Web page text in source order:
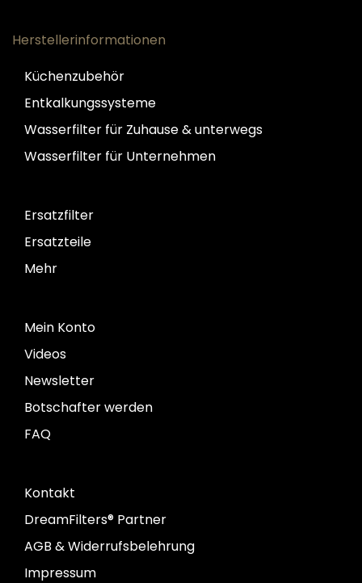
Herstellerinformationen
Küchenzubehör
Entkalkungssysteme
Wasserfilter für Zuhause & unterwegs
Wasserfilter für Unternehmen
Ersatzfilter
Ersatzteile
Mehr
Mein Konto
Videos
Newsletter
Botschafter werden
FAQ
Kontakt
DreamFilters® Partner
AGB & Widerrufsbelehrung
Impressum